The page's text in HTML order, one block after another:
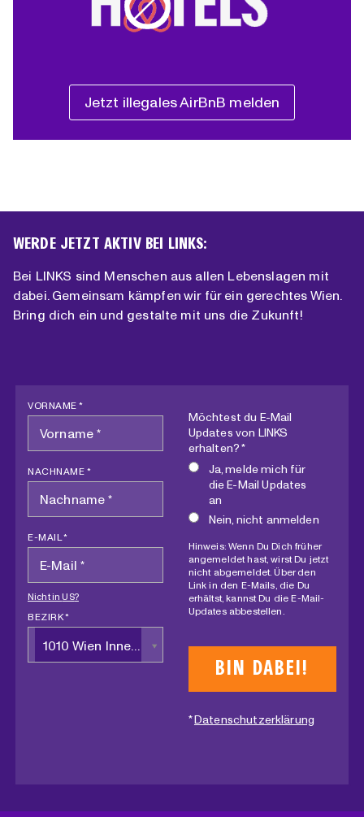
Jetzt illegales AirBnB melden
WERDE JETZT AKTIV BEI LINKS:
Bei LINKS sind Menschen aus allen Lebenslagen mit
dabei. Gemeinsam kämpfen wir für ein gerechtes Wien.
Bring dich ein und gestalte mit uns die Zukunft!
VORNAME *
NACHNAME *
E-MAIL *
Nicht inUS?
BEZIRK *
1010 Wien Innere Stadt
Möchtest du E-Mail
Updates von LINKS
erhalten? *
Ja, melde mich für
die E-Mail Updates
an
Nein, nicht anmelden
Hinweis: Wenn Du Dich früher
angemeldet hast, wirst Du jetzt
nicht abgemeldet. Über den
Link in den E-Mails, die Du
erhältst, kannst Du die E-Mail-
Updates abbestellen.
*Datenschutzerklärung